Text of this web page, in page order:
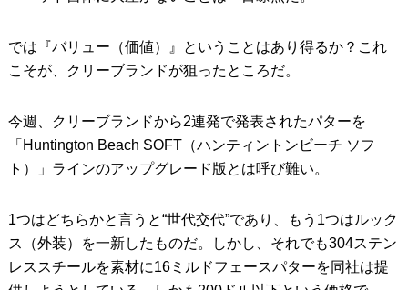
では『バリュー（価値）』ということはあり得るか？これ
こそが、クリーブランドが狙ったところだ。
今週、クリーブランドから2連発で発表されたパターを
「Huntington Beach SOFT（ハンティントンビーチ ソフ
ト）」ラインのアップグレード版とは呼び難い。
1つはどちらかと言うと“世代交代”であり、もう1つはルック
ス（外装）を一新したものだ。しかし、それでも304ステン
レススチールを素材に16ミルドフェースパターを同社は提